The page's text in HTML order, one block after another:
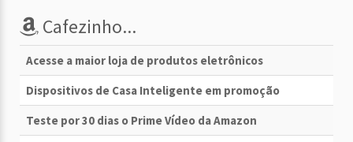
Cafezinho...
Acesse a maior loja de produtos eletrônicos
Dispositivos de Casa Inteligente em promoção
Teste por 30 dias o Prime Vídeo da Amazon